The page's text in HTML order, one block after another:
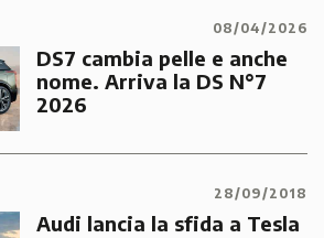
08/04/2026
DS7 cambia pelle e anche
nome. Arriva la DS N°7
2026
28/09/2018
Audi lancia la sfida a Tesla